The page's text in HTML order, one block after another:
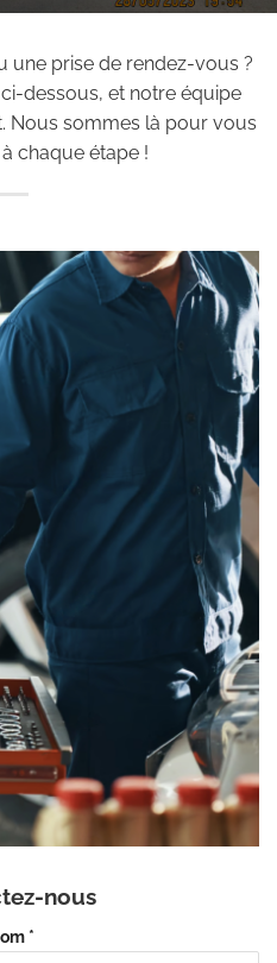
une prise de rendez-vous ?
dessous, et notre équipe
Nous sommes là pour vous
chaque étape !
nous
*